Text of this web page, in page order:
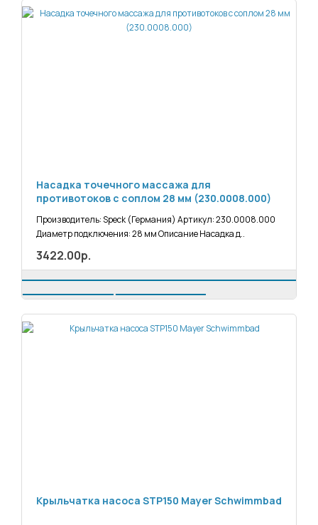
Насадка точечного массажа для
противотоков с соплом 28 мм (230.0008.000)
Производитель: Speck (Германия) Артикул: 230.0008.000
Диаметр подключения: 28 мм Описание Насадка д..
3422.00р.
Крыльчатка насоса STP150 Mayer Schwimmbad